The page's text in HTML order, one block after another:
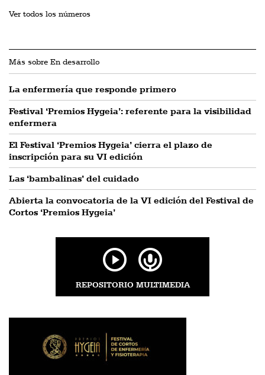
Ver todos los números
Más sobre En desarrollo
La enfermería que responde primero
Festival ‘Premios Hygeia’: referente para la visibilidad
enfermera
El Festival ‘Premios Hygeia’ cierra el plazo de
inscripción para su VI edición
Las ‘bambalinas’ del cuidado
Abierta la convocatoria de la VI edición del Festival de
Cortos ‘Premios Hygeia’
REPOSITORIO MULTIMEDIA